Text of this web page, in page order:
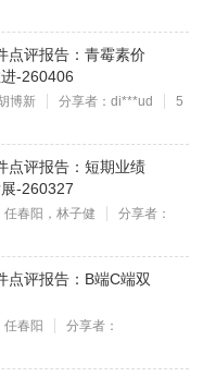
点评报告：青霉素价
-260406
博新 分享者：di***ud
5
点评报告：短期业绩
-260327
任春阳，林子健
分享者：
点评报告：B端C端双
任春阳
分享者：